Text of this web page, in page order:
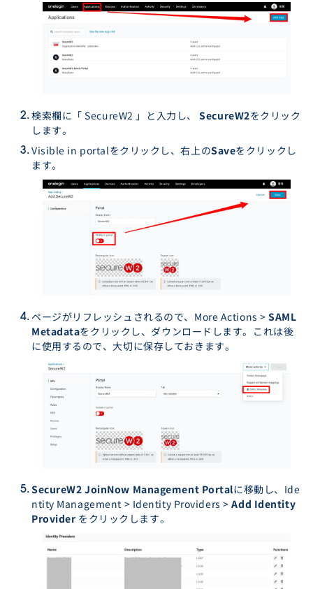
検索欄に「 SecureW2 」と入力し、SecureW2をクリック
します。
Visible in portalをクリックし、右上のSaveをクリックし
ます。
ページがリフレッシュされるので、More Actions >SAML
Metadataをクリックし、ダウンロードします。これは後
に使用するので、大切に保存しておきます。
SecureW2 JoinNow Management Portalに移動し、Ide
ntity Management > Identity Providers >Add Identity
Provider をクリックします。